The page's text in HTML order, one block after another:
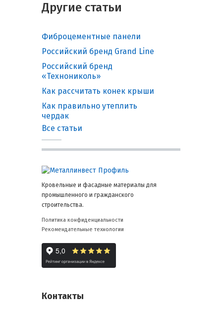
Другие статьи
Фиброцементные панели
Российский бренд Grand Line
Российский бренд
«Технониколь»
Как рассчитать конек крыши
Как правильно утеплить
чердак
Все статьи
Кровельные и фасадные материалы для
промышленного и гражданского
строительства.
Политика конфиденциальности
Рекомендательные технологии
Контакты